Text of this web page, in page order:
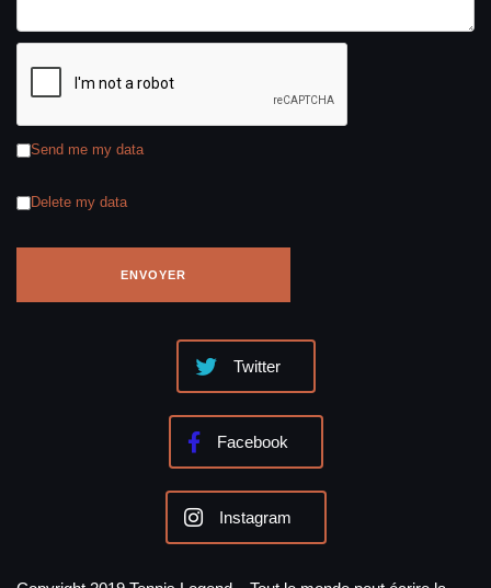
Send me my data
Delete my data
Twitter
Facebook
Instagram